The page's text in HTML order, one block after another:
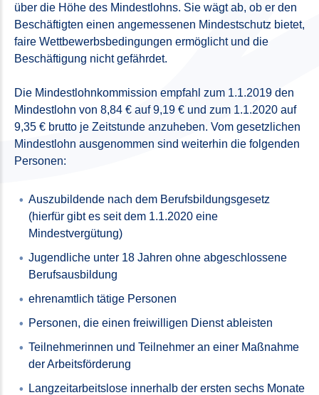
über die Höhe des Mindestlohns. Sie wägt ab, ob er den
Beschäftigten einen angemessenen Mindestschutz bietet,
faire Wettbewerbsbedingungen ermöglicht und die
Beschäftigung nicht gefährdet.
Die Mindestlohnkommission empfahl zum 1.1.2019 den
Mindestlohn von 8,84 € auf 9,19 € und zum 1.1.2020 auf
9,35 € brutto je Zeitstunde anzuheben. Vom gesetzlichen
Mindestlohn ausgenommen sind weiterhin die folgenden
Personen:
Auszubildende nach dem Berufsbildungsgesetz
(hierfür gibt es seit dem 1.1.2020 eine
Mindestvergütung)
Jugendliche unter 18 Jahren ohne abgeschlossene
Berufsausbildung
ehrenamtlich tätige Personen
Personen, die einen freiwilligen Dienst ableisten
Teilnehmerinnen und Teilnehmer an einer Maßnahme
der Arbeitsförderung
Langzeitarbeitslose innerhalb der ersten sechs Monate